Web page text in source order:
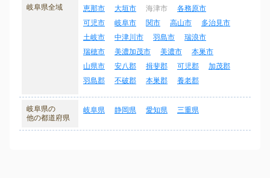
岐阜県全域 恵那市 大垣市 海津市
各務原市
可児市
岐阜市 関市 高山市
多治見市
土岐市
中津川市 羽島市
瑞浪市
瑞穂市
美濃加茂市 美濃市
本巣市
山県市
安八郡 揖斐郡 可児郡
加茂郡
羽島郡
不破郡 本巣郡 養老郡
岐阜県の
他の都道府県
岐阜県 静岡県 愛知県 三重県